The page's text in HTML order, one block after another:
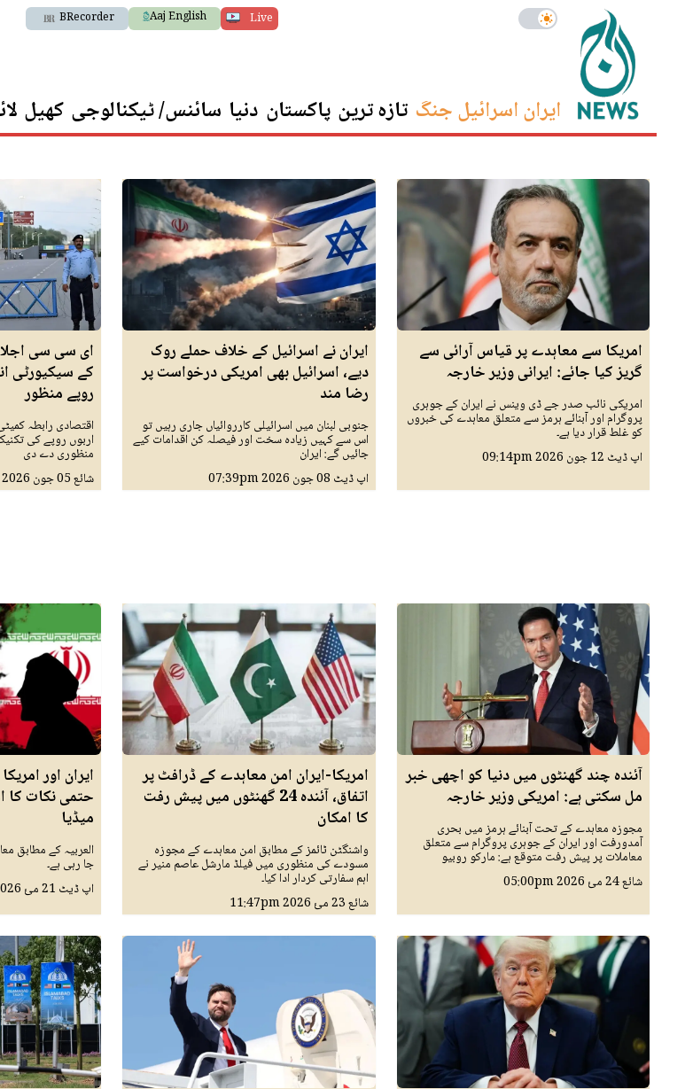
Live
Aaj English
BRecorder
ایران اسرائیل جنگ تازہ ترین پاکستان دنیا سائنس/ ٹیکنالوجی کھیل
امریکا سے معاہدے پر قیاس آرائی سے
گریز کیا جائے: ایرانی وزیر خارجہ
امریکی نائب صدر جے ڈی وینس نے ایران کے جوہری
پروگرام اور آبنائے ہرمز سے متعلق معاہدے کی خبروں
کو غلط قرار دیا ہے۔
اپ ڈیٹ 12 جون 2026 09:14pm
ایران نے اسرائیل کے خلاف حملے روک
دیے، اسرائیل بھی امریکی درخواست پر
رضا مند
جنوبی لبنان میں اسرائیلی کارروائیاں جاری رہیں تو
اس سے کہیں زیادہ سخت اور فیصلہ کن اقدامات کیے
جائیں گے: ایران
اپ ڈیٹ 08 جون 2026 07:39pm
ای سی سی
روپے منظور
اقتصادی رابطہ
اربوں روپے کی
منظوری دے دی
شائع05 جون 2026
آئندہ چند گھنٹوں میں دنیا کو اچھی خبر
مل سکتی ہے: امریکی وزیر خارجہ
مجوزہ معاہدے کے تحت آبنائے ہرمز میں بحری
آمدورفت اور ایران کے جوہری پروگرام سے متعلق
معاملات پر پیش رفت متوقع ہے: مارکو روبیو
شائع24 مئ 2026 05:00pm
امریکا-ایران امن معاہدے کے ڈرافٹ پر
اتفاق، آئندہ 24 گھنٹوں میں پیش رفت
کا امکان
واشنگٹن ٹائمز کے مطابق امن معاہدے کے مجوزہ
مسودے کی منظوری میں فیلڈ مارشل عاصم منیر نے
اہم سفارتی کردار ادا کیا۔
شائع23 مئ 2026 11:47pm
ایران اور
حتمی نکات کا
میڈیا
العربیہ کے مطابق
جا رہی ہے۔
اپ ڈیٹ 21 مئ 2026